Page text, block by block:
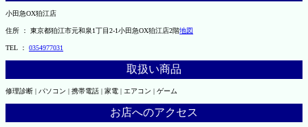
小田急OX狛江店
住所 ： 東京都狛江市元和泉1丁目2-1小田急OX狛江店2階地図
TEL ： 0354977031
取扱い商品
修理診断 | パソコン | 携帯電話 | 家電 | エアコン | ゲーム
お店へのアクセス